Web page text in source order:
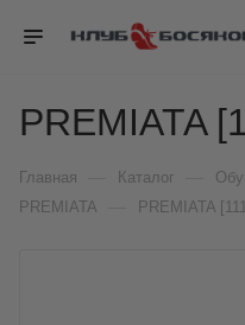
PREMIATA
Главная Каталог
PREMIATA PREMIATA